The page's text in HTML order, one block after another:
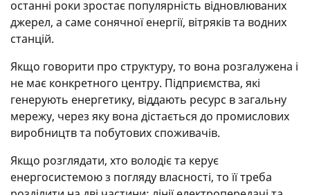
останні роки зростає популярність відновлюваних
джерел, а саме сонячної енергії, вітряків та водних
станцій.
Якщо говорити про структуру, то вона розгалужена і
не має конкретного центру. Підприємства, які
генерують енергетику, віддають ресурс в загальну
мережу, через яку вона дістається до промислових
виробництв та побутових споживачів.
Якщо розглядати, хто володіє та керує
енергосистемою з погляду власності, то її треба